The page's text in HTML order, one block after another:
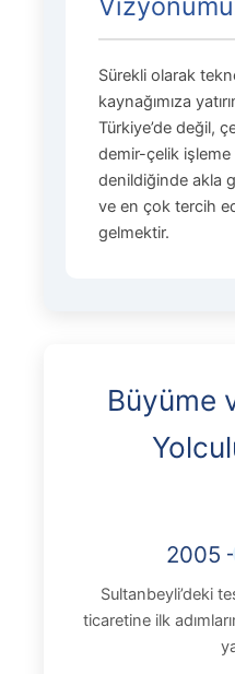
Sürekli olarak
kaynağımıza
Türkiye’de değil,
demir-çelik
denildiğinde akla
ve en çok tercih
gelmektir.
Büyüme
2005
Sultanbeyli’deki
ticaretine ilk